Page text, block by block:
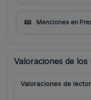
Menciones en
Valoraciones de los
Valoraciones de